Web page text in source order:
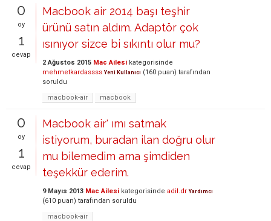
0
oy
1
cevap
Macbook air 2014 başı teşhir
ürünü satın aldım. Adaptör çok
ısınıyor sizce bi sıkıntı olur mu?
2 Ağustos 2015 Mac Ailesi kategorisinde
mehmetkardassss Yeni Kullanıcı (160 puan) tarafından
soruldu
macbook-air
macbook
0
oy
1
cevap
Macbook air' ımı satmak
istiyorum, buradan ilan doğru olur
mu bilemedim ama şimdiden
teşekkür ederim.
9 Mayıs 2013 Mac Ailesi kategorisinde adil.dr Yardımcı
(610 puan) tarafından soruldu
macbook-air